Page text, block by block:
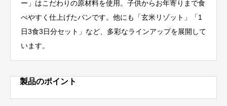
ー」はこだわりの原材料を使用。子供からお年寄りまで食
べやすく仕上げたパンです。他にも「玄米リゾット」「1
日3食3日分セット」など、多彩なラインアップを展開して
います。
製品のポイント